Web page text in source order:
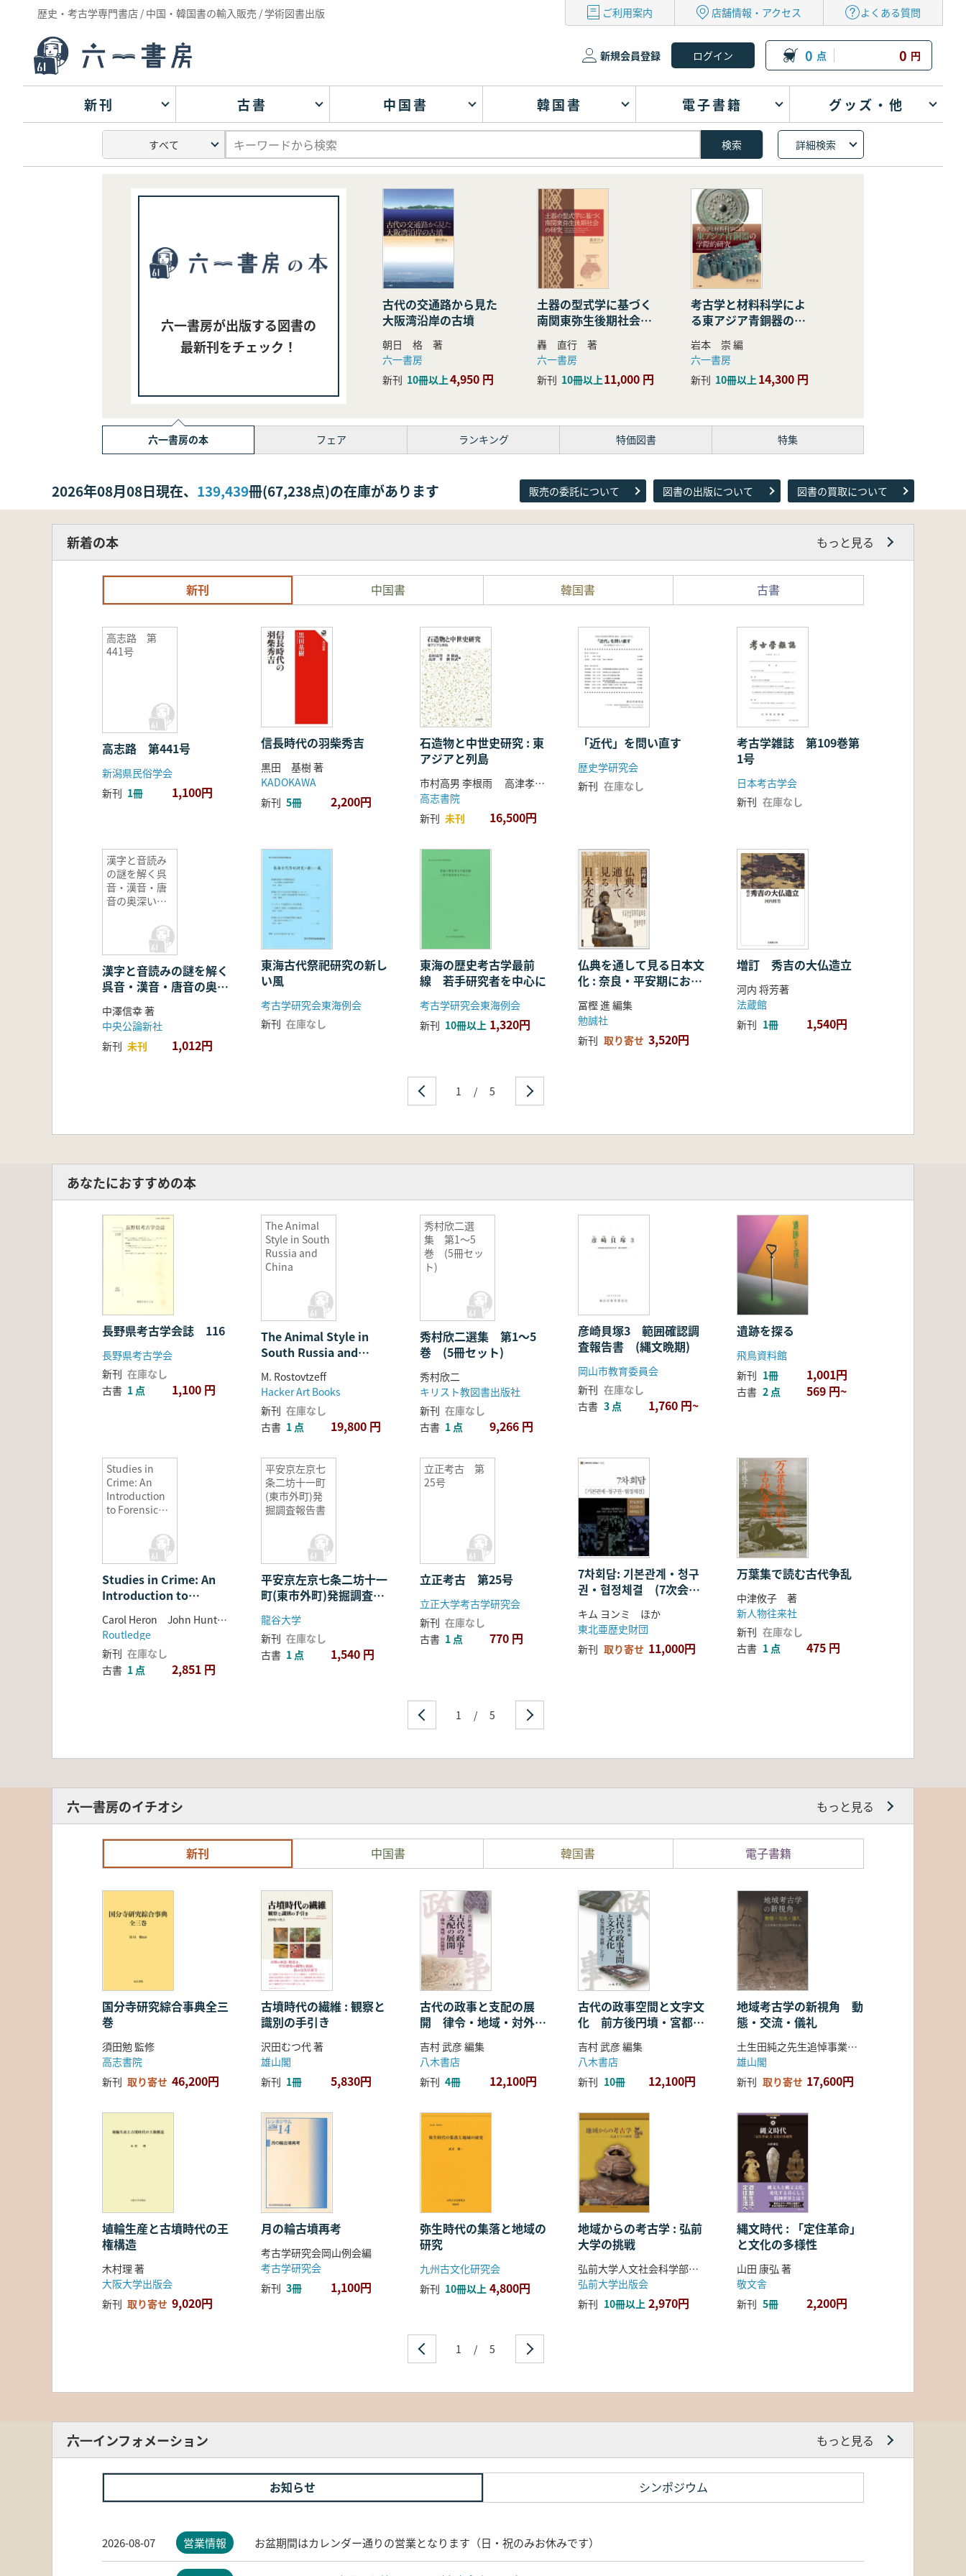
歴史・考古学専門書店 / 中国・韓国書の輸入販売 / 学術図書出版 ご利用案内 店舗情報・アクセス よくある質問
新規会員登録 0 点 0 円
新刊 古書 中国書 韓国書 電子書籍 グッズ・他
詳細検索
六一書房が出版する図書の
最新刊をチェック！
古代の交通路から見た
大阪湾沿岸の古墳
朝日 格 著
六一書房
新刊 10冊以上4,950 円
土器の型式学に基づく
南関東弥生後期社会の
研究
轟 直行 著
六一書房
新刊 10冊以上11,000 円
考古学と材料科学によ
る東アジア青銅器の学
際的研究
岩本 崇 編
六一書房
新刊 10冊以上14,300 円
六一書房の本 フェア ランキング 特価図書 特集
2026年08月08日現在、 139,439冊(67,238点)の在庫があります 販売の委託について 図書の出版について 図書の買取について
新着の本 もっと見る
新刊 中国書 韓国書 古書
高志路 第
441号
高志路 第441号
新潟県民俗学会
新刊 1冊 1,100円
信長時代の羽柴秀吉
黒田 基樹 著
KADOKAWA
新刊 5冊 2,200円
石造物と中世史研究 : 東
アジアと列島
市村高男 李根雨 高津孝 劉恒武 編
高志書院
新刊 未刊 16,500円
「近代」を問い直す
歴史学研究会
新刊 在庫なし
考古学雑誌 第109巻第
1号
日本考古学会
新刊 在庫なし
漢字と音読み
の謎を解く呉
音・漢音・唐
音の奥深い世
漢字と音読みの謎を解く
呉音・漢音・唐音の奥深
い世界
中澤信幸 著
中央公論新社
新刊 未刊 1,012円
東海古代祭祀研究の新し
い風
考古学研究会東海例会
新刊 在庫なし
東海の歴史考古学最前
線 若手研究者を中心に
考古学研究会東海例会
新刊 10冊以上 1,320円
仏典を通して見る日本文
化 : 奈良・平安期におけ
る仏教の受容・融合・展
開
冨樫 進 編集
勉誠社
新刊 取り寄せ 3,520円
増訂 秀吉の大仏造立
河内 将芳著
法蔵館
新刊 1冊 1,540円
1 / 5
あなたにおすすめの本
長野県考古学会誌 116
長野県考古学会
新刊 在庫なし
古書 1 点 1,100 円
The Animal
Style in South
Russia and
China
The Animal Style in
South Russia and
M. Rostovtzeff
Hacker Art Books
新刊 在庫なし
古書 1 点 19,800 円
秀村欣二選
集 第1〜5
巻 (5冊セッ
ト)
秀村欣二選集 第1〜5
巻 (5冊セット)
秀村欣二
キリスト教図書出版社
新刊 在庫なし
古書 1 点 9,266 円
彦崎貝塚3 範囲確認調
査報告書 (縄文晩期)
岡山市教育委員会
新刊 在庫なし
古書 3 点 1,760 円~
遺跡を探る
飛鳥資料館
新刊 1冊 1,001円
古書 2 点 569 円~
Studies in
Crime: An
Introduction
to Forensic
Studies in Crime: An
Introduction to
Forensic Archaeology Carol Heron John Hunter ほか
Routledge
新刊 在庫なし
古書 1 点 2,851 円
平安京左京七
条二坊十一町
(東市外町)発
掘調査報告書
平安京左京七条二坊十一
町(東市外町)発掘調査報
告書
龍谷大学
新刊 在庫なし
古書 1 点 1,540 円
立正考古 第
25号
立正考古 第25号
立正大学考古学研究会
新刊 在庫なし
古書 1 点 770 円
7차회담: 기본관계・청구
권・협정체결 (7次会談:
締結)
キム ヨンミ ほか
東北亜歴史財団
新刊 取り寄せ 11,000円
万葉集で読む古代争乱
中津攸子 著
新人物往来社
新刊 在庫なし
古書 1 点 475 円
1 / 5
六一書房のイチオシ もっと見る
新刊 中国書 韓国書 電子書籍
国分寺研究綜合事典全三
巻
須田勉 監修
高志書院
新刊 取り寄せ 46,200円
古墳時代の繊維 : 観察と
識別の手引き
沢田むつ代 著
雄山閣
新刊 1冊 5,830円
古代の政事と支配の展
開 律令・地域・対外関
係
吉村 武彦 編集
八木書店
新刊 4冊 12,100円
古代の政事空間と文字文
化 前方後円墳・宮都・
ことば
吉村 武彦 編集
八木書店
新刊 10冊 12,100円
地域考古学の新視角 動
態・交流・儀礼
土生田純之先生追悼事業会 編
雄山閣
新刊 取り寄せ 17,600円
埴輪生産と古墳時代の王
権構造
木村理 著
大阪大学出版会
新刊 取り寄せ 9,020円
月の輪古墳再考
考古学研究会岡山例会編
考古学研究会
新刊 3冊 1,100円
弥生時代の集落と地域の
研究
九州古文化研究会
新刊 10冊以上 4,800円
地域からの考古学 : 弘前
大学の挑戦
弘前大学人文社会科学部北日本考古学研究センター 編
弘前大学出版会
新刊 10冊以上 2,970円
縄文時代 : 「定住革命」
と文化の多様性
山田 康弘 著
敬文舎
新刊 5冊 2,200円
1 / 5
六一インフォメーション もっと見る
お知らせ シンポジウム
2026-08-07 営業情報 お盆期間はカレンダー通りの営業となります（日・祝のみお休みです）